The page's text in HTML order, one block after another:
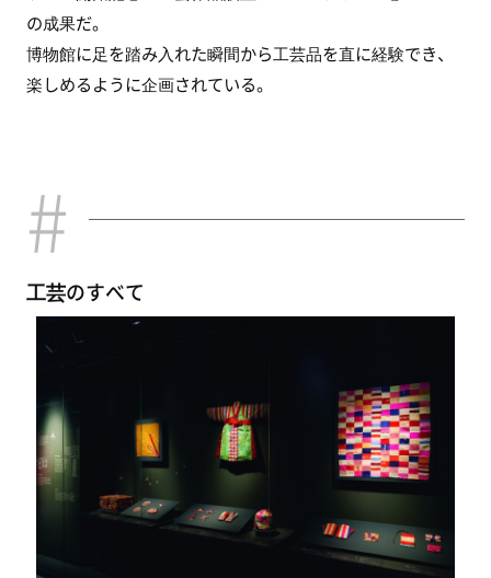
の成果だ。
博物館に足を踏み入れた瞬間から工芸品を直に経験でき、
楽しめるように企画されている。
工芸のすべて